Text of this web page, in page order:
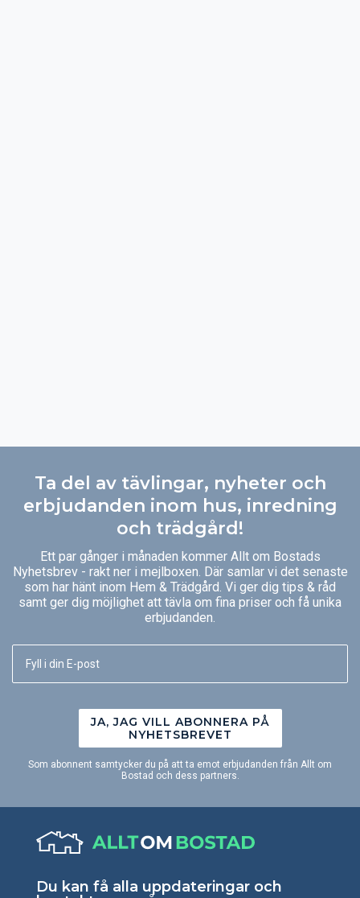
Ta del av tävlingar, nyheter och
erbjudanden inom hus, inredning
och trädgård!
Ett par gånger i månaden kommer Allt om Bostads
Nyhetsbrev - rakt ner i mejlboxen. Där samlar vi det senaste
som har hänt inom Hem & Trädgård. Vi ger dig tips & råd
samt ger dig möjlighet att tävla om fina priser och få unika
erbjudanden.
JA, JAG VILL ABONNERA PÅ
NYHETSBREVET
Som abonnent samtycker du på att ta emot erbjudanden från Allt om
Bostad och dess partners.
Du kan få alla uppdateringar och